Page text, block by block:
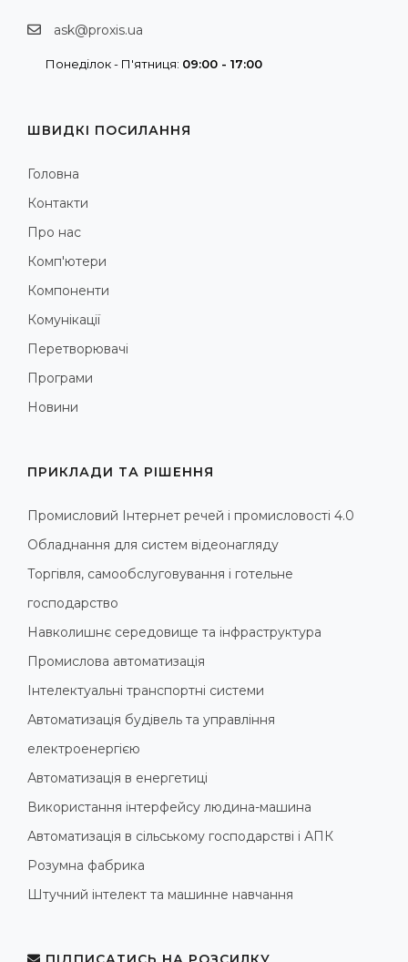
ask@proxis.ua
Понеділок - П'ятниця: 09:00 - 17:00
ШВИДКІ ПОСИЛАННЯ
Головна
Контакти
Про нас
Комп'ютери
Компоненти
Комунікації
Перетворювачі
Програми
Новини
ПРИКЛАДИ ТА РІШЕННЯ
Промисловий Інтернет речей і промисловості 4.0
Обладнання для систем відеонагляду
Торгівля, самообслуговування і готельне
господарство
Навколишнє середовище та інфраструктура
Промислова автоматизація
Інтелектуальні транспортні системи
Автоматизація будівель та управління
електроенергією
Автоматизація в енергетиці
Використання інтерфейсу людина-машина
Автоматизація в сільському господарстві і АПК
Розумна фабрика
Штучний інтелект та машинне навчання